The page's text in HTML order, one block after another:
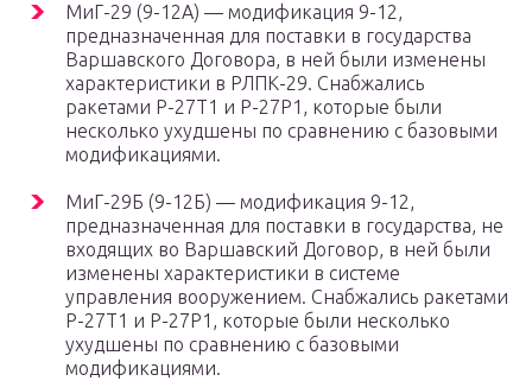
МиГ-29 (9-12А) — модификация 9-12,
предназначенная для поставки в государства
Варшавского Договора, в ней были изменены
характеристики в РЛПК-29. Снабжались
ракетами Р-27Т1 и Р-27Р1, которые были
несколько ухудшены по сравнению с базовыми
модификациями.
МиГ-29Б (9-12Б) — модификация 9-12,
предназначенная для поставки в государства, не
входящих во Варшавский Договор, в ней были
изменены характеристики в системе
управления вооружением. Снабжались ракетами
Р-27Т1 и Р-27Р1, которые были несколько
ухудшены по сравнению с базовыми
модификациями.